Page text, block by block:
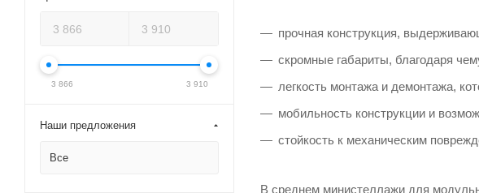
прочная конструкция,
скромные габариты, благодаря
легкость монтажа и демонтажа,
мобильность конструкции и
стойкость к механическим
В среднем министеллажи для
3 866 3 910
Наши предложения
Все